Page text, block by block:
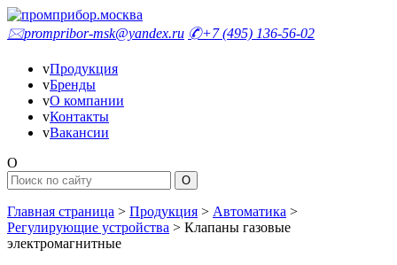
🖂prompribor-msk@yandex.ru ✆+7 (495) 136-56-02
vПродукция
vБренды
vО компании
vКонтакты
vВакансии
O
Главная страница > Продукция > Автоматика >
Регулирующие устройства > Клапаны газовые
электромагнитные